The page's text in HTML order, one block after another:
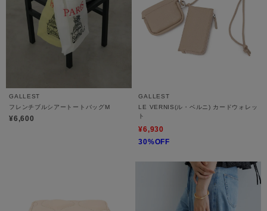
GALLEST
フレンチブルシアートートバッグM
¥6,600
GALLEST
LE VERNIS(ル・ベルニ) カードウォレッ
ト
¥6,930
30%OFF